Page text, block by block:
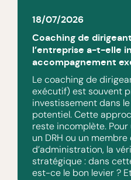
18/07/2026
Coaching de
l’entreprise a-t-elle
accompagnement
Le coaching de
exécutif) est souvent
investissement dans
potentiel. Cette
reste incomplète.
un DRH ou un
d’administration, la
stratégique : dans
est-ce le bon levier ?